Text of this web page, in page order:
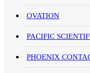
OVATION
PACIFIC
PHOENIX